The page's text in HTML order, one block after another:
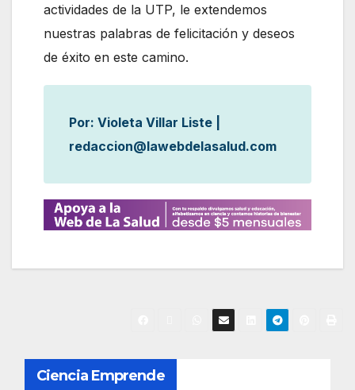
actividades de la UTP, le extendemos
nuestras palabras de felicitación y deseos
de éxito en este camino.
Por: Violeta Villar Liste |
redaccion@lawebdelasalud.com
N
Ciencia Emprende